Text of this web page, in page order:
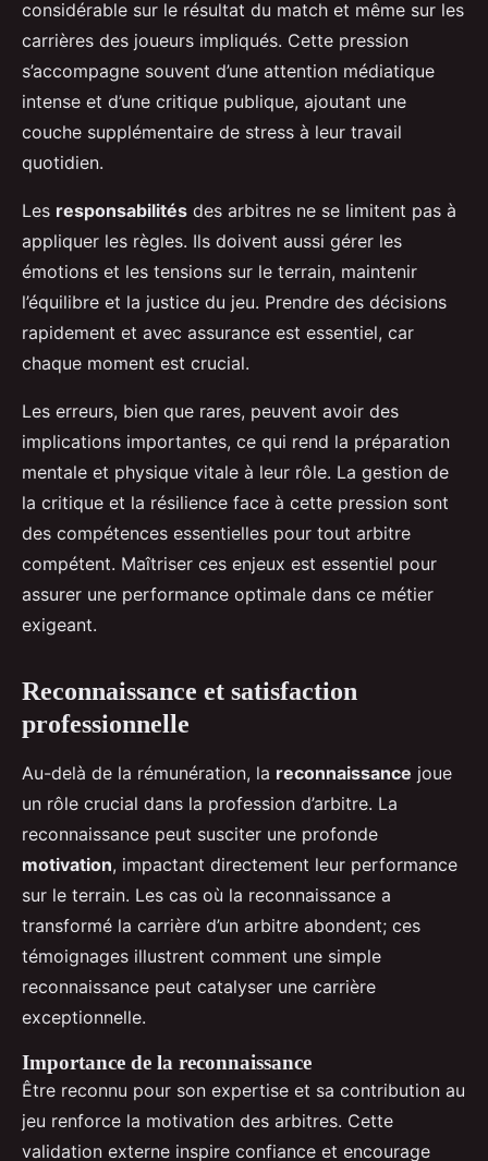
considérable sur le résultat du match et même sur les
carrières des joueurs impliqués. Cette pression
s’accompagne souvent d’une attention médiatique
intense et d’une critique publique, ajoutant une
couche supplémentaire de stress à leur travail
quotidien.
Les responsabilités des arbitres ne se limitent pas à
appliquer les règles. Ils doivent aussi gérer les
émotions et les tensions sur le terrain, maintenir
l’équilibre et la justice du jeu. Prendre des décisions
rapidement et avec assurance est essentiel, car
chaque moment est crucial.
Les erreurs, bien que rares, peuvent avoir des
implications importantes, ce qui rend la préparation
mentale et physique vitale à leur rôle. La gestion de
la critique et la résilience face à cette pression sont
des compétences essentielles pour tout arbitre
compétent. Maîtriser ces enjeux est essentiel pour
assurer une performance optimale dans ce métier
exigeant.
Reconnaissance et satisfaction
professionnelle
Au-delà de la rémunération, la reconnaissance joue
un rôle crucial dans la profession d’arbitre. La
reconnaissance peut susciter une profonde
motivation, impactant directement leur performance
sur le terrain. Les cas où la reconnaissance a
transformé la carrière d’un arbitre abondent; ces
témoignages illustrent comment une simple
reconnaissance peut catalyser une carrière
exceptionnelle.
Importance de la reconnaissance
Être reconnu pour son expertise et sa contribution au
jeu renforce la motivation des arbitres. Cette
validation externe inspire confiance et encourage